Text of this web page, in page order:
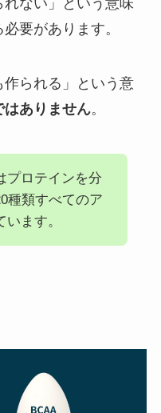
ない」という意味
必要があります。
られる」という意
はありません。
プロテインを分
種類すべてのア
ます。